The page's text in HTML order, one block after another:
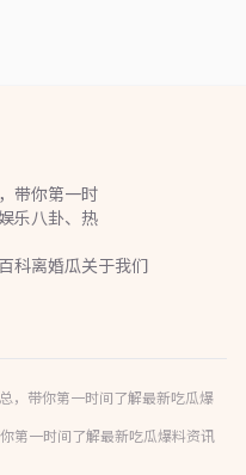
带你第一时
乐八卦、热
科离婚瓜关于我们
，带你第一时间了解最新吃瓜爆
第一时间了解最新吃瓜爆料资讯